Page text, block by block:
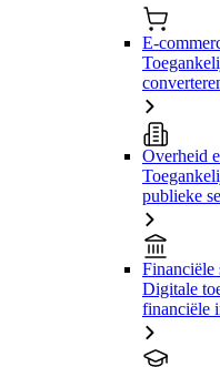
E-
Overheid
publieke
Financiële
Digitale
financiële